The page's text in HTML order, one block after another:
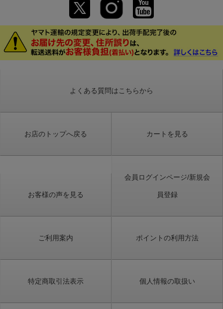
よくある質問はこちらから
お店のトップへ戻る カートを見る
お客様の声を見る
会員ログインページ/新規会
員登録
ご利用案内 ポイントの利用方法
特定商取引法表示 個人情報の取扱い